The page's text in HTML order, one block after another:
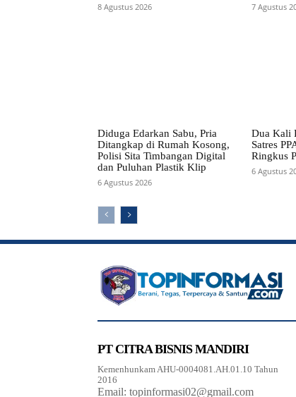
8 Agustus 2026 7 Agustus
Diduga Edarkan Sabu, Pria
Ditangkap di Rumah Kosong,
Polisi Sita Timbangan Digital
dan Puluhan Plastik Klip
6 Agustus 2026
Dua Kali
Satres
Ringkus
6 Agustus
PT CITRA BISNIS MANDIRI
Kemenhunkam AHU-0004081.AH.01.10 Tahun
2016
Email: topinformasi02@gmail.com